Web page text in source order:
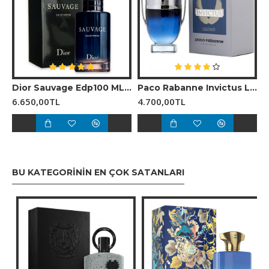
- **Üst Notalar:**
- **Narenciye:** Enerjik ve taze bir başlangıç
sunarak dikkat çekici bir etki yaratır.
- **Bergamot:** Canlı ve ferahlatıcı bir nota ekler.
- **Limon:** Tazelik ve canlılık getirir.
- **Orta Notalar:**
karakterini güçlendirir.
- **Gül:** Feminen bir estetik katarak dengeyi
- **Alt Notalar:**
- **Sandal Ağacı:** Zengin bir odunsu yapı ile
parfümün kalıcılığını artırır.
- **Mosk:** Yoğun ve etkileyici bir his sağlar.
- **Amber:** Sıcak ve cezbetici bir kapanışla
parfümü tamamlar.
Dior Sauvage Edp100 ML Erkek Parfüm
6.650,00TL
Paco Rabanne Invictus Legend EDP Erkek Parfümü
4.700,00TL
BU KATEGORININ EN ÇOK SATANLARI